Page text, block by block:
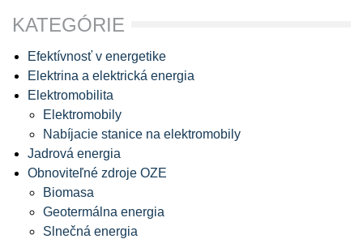
KATEGÓRIE
Efektívnosť v energetike
Elektrina a elektrická energia
Elektromobilita
Elektromobily
Nabíjacie stanice na elektromobily
Jadrová energia
Obnoviteľné zdroje OZE
Biomasa
Geotermálna energia
Slnečná energia